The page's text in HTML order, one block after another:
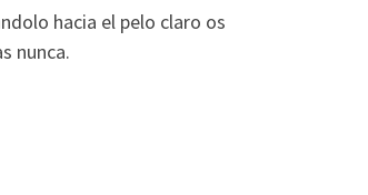
hacia el pelo claro os
nunca.